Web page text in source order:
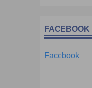
FACEBOOK
Facebook